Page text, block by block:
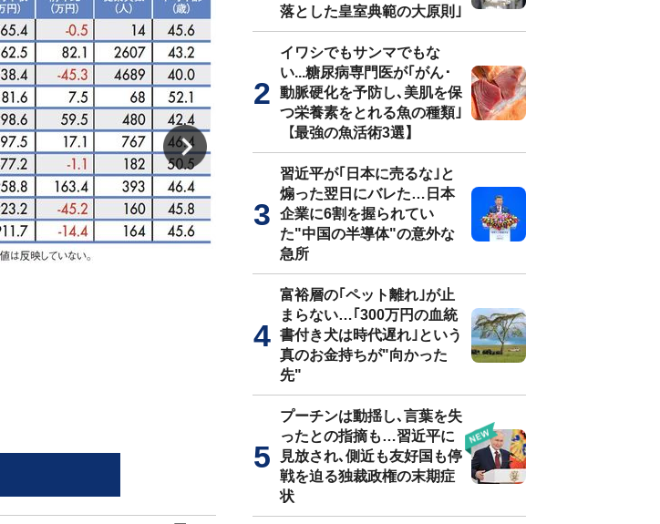
落とした皇室典範の大原則｣
イワシでもサンマでもな
い...糖尿病専門医が｢がん･
動脈硬化を予防し､美肌を保
つ栄養素をとれる魚の種類｣
【最強の魚活術3選】
習近平が｢日本に売るな｣と
煽った翌日にバレた…日本
企業に6割を握られてい
た"中国の半導体"の意外な
急所
富裕層の｢ペット離れ｣が止
まらない…｢300万円の血統
書付き犬は時代遅れ｣という
真のお金持ちが"向かった
先"
プーチンは動揺し､言葉を失
ったとの指摘も…習近平に
見放され､側近も友好国も停
戦を迫る独裁政権の末期症
状